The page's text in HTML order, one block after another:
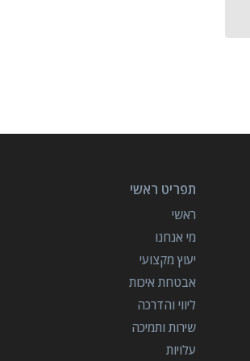
תפריט ראשי
ראשי
מי אנחנו
יעוץ מקצועי
אבטחת איכות
ליווי והדרכה
שירות ותמיכה
עלויות